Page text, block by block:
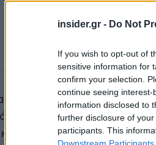
insider.gr - Do Not
If you wish to opt-out of
sensitive information for
confirm your selection.
continue seeing
information disclosed to
further disclosure of
participants. This
Downstream Participants
αθώους ανθρώπους που
χωρών» και
καταστάσεων που δεν